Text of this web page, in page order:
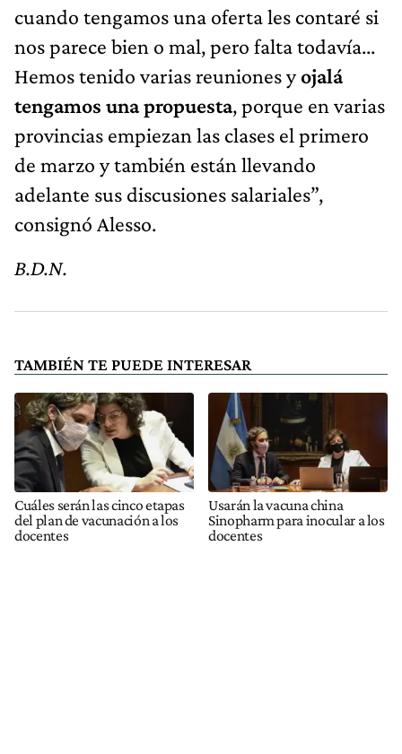
cuando tengamos una oferta les contaré si
nos parece bien o mal, pero falta todavía...
Hemos tenido varias reuniones yojalá
tengamos una propuesta, porque en varias
provincias empiezan las clases el primero
de marzo y también están llevando
adelante sus discusiones salariales”,
consignó Alesso.
B.D.N.
TAMBIÉN TE PUEDE INTERESAR
Cuáles serán las cinco etapas
del plan de vacunación a los
docentes
Usarán la vacuna china
Sinopharm para inocular a los
docentes